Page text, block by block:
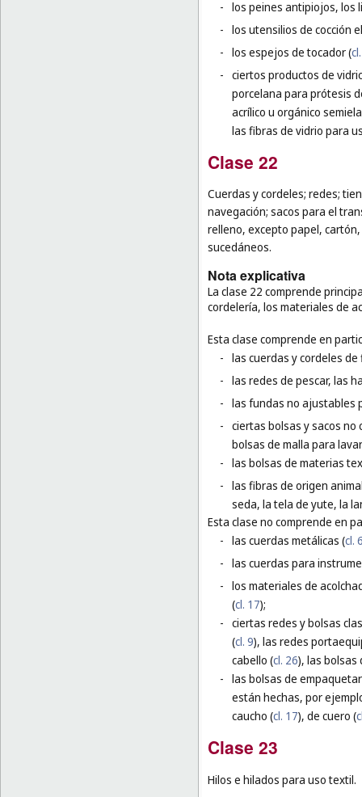
- los peines antipiojos, los
- los utensilios de cocción
- los espejos de tocador (
- ciertos productos de
porcelana para prótesis
acrílico u orgánico
las fibras de vidrio para
Clase 22
Cuerdas y cordeles; redes;
navegación; sacos para el
relleno, excepto papel,
sucedáneos.
Nota explicativa
La clase 22 comprende
cordelería, los materiales de
Esta clase comprende en
- las cuerdas y cordeles
- las redes de pescar, las
- las fundas no ajustables
- ciertas bolsas y sacos
bolsas de malla para
- las bolsas de materias
- las fibras de origen
seda, la tela de yute, la
Esta clase no comprende en
- las cuerdas metálicas (cl.
- las cuerdas para
- los materiales de
(cl. 17);
- ciertas redes y bolsas
(cl. 9), las redes
cabello (cl. 26), las bolsas
- las bolsas de
están hechas, por
caucho (cl. 17), de cuero (
Clase 23
Hilos e hilados para uso textil.